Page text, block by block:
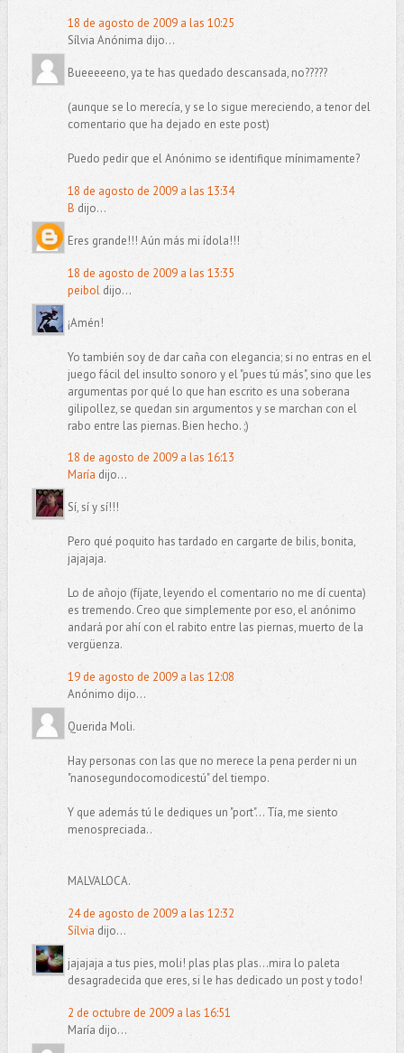
18 de agosto de 2009 a las 10:25
Sílvia Anónima dijo...
Bueeeeeno, ya te has quedado descansada, no?????
(aunque se lo merecía, y se lo sigue mereciendo, a tenor del
comentario que ha dejado en este post)
Puedo pedir que el Anónimo se identifique mínimamente?
18 de agosto de 2009 a las 13:34
B dijo...
Eres grande!!! Aún más mi ídola!!!
18 de agosto de 2009 a las 13:35
peiboldijo...
¡Amén!
Yo también soy de dar caña con elegancia; si no entras en el
juego fácil del insulto sonoro y el "pues tú más", sino que les
argumentas por qué lo que han escrito es una soberana
gilipollez, se quedan sin argumentos y se marchan con el
rabo entre las piernas. Bien hecho. ;)
18 de agosto de 2009 a las 16:13
María dijo...
Sí, sí y sí!!!
Pero qué poquito has tardado en cargarte de bilis, bonita,
jajajaja.
Lo de añojo (fíjate, leyendo el comentario no me dí cuenta)
es tremendo. Creo que simplemente por eso, el anónimo
andará por ahí con el rabito entre las piernas, muerto de la
vergüenza.
19 de agosto de 2009 a las 12:08
Anónimo dijo...
Querida Moli.
Hay personas con las que no merece la pena perder ni un
"nanosegundocomodicestú" del tiempo.
Y que además tú le dediques un "port"... Tía, me siento
menospreciada..
MALVALOCA.
24 de agosto de 2009 a las 12:32
Sílvia dijo...
jajajaja a tus pies, moli! plas plas plas...mira lo paleta
desagradecida que eres, si le has dedicado un post y todo!
2 de octubre de 2009 a las 16:51
María dijo...